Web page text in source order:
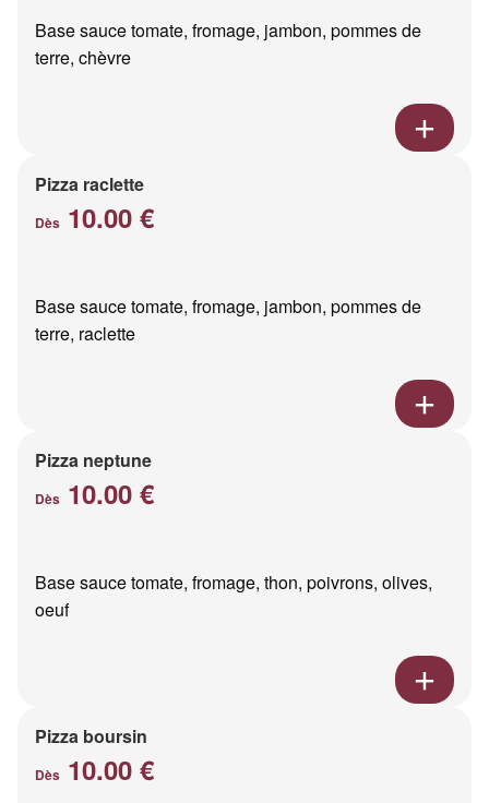
Base sauce tomate, fromage, jambon, pommes de
terre, chèvre
Pizza raclette
Dès 10.00 €
Base sauce tomate, fromage, jambon, pommes de
terre, raclette
Pizza neptune
Dès 10.00 €
Base sauce tomate, fromage, thon, poivrons, olives,
oeuf
Pizza boursin
Dès 10.00 €